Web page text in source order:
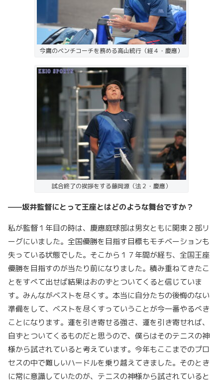
今鷹のベンチコーチを務める高山統行（経４・慶應）
試合終了の挨拶をする藤岡源（法２・慶應）
——坂井監督にとって王座とはどのような舞台ですか？
私が監督１年目の時は、慶應庭球部は男女ともに関東２部リ
ーグにいました。全国優勝を目指す目標もモチベーションも
失っている状態でした。そこから１７年間が経ち、全国王座
優勝を目指すのが当たり前になりました。積み重ねてきたこ
とをすべて出せば結果はおのずとついてくると信じていま
す。みんながベストを尽くす。本当に自分たちの後悔のない
準備をして、ベストを尽くすっていうことが今一番やるべき
ことになります。運を引き寄せる強さ、運を引き寄せれば、
自ずとついてくるものだと思うので、僕らはそのテニスの神
様から試されていると考えています。今年もここまでのプロ
セスの中で難しいハードルを乗り越えてきました。そのとき
に常に意識していたのが、テニスの神様から試されていると